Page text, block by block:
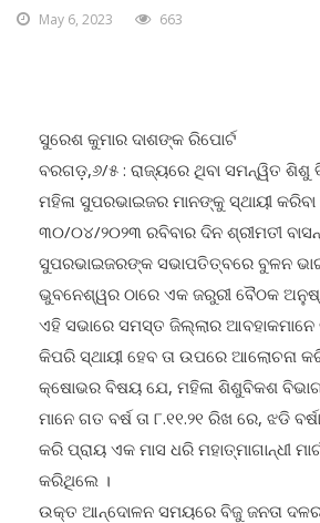
May 6, 2023 663
ସୁରେଶ କୁମାର ଦାଶଙ୍କ ରିପୋର୍ଟ
ବରଗଡ଼,୬/୫ : ରାଜ୍ୟରେ ଥିବା ସମନ୍ୱିତ ଶିଶୁ
ମହିଳା ସୁପରଭାଇଜର ମାନଙ୍କୁ ସ୍ଥାୟୀ
୩୦/୦୪/୨୦୨୩ ରବିବାର ଦିନ ଶ୍ରୀମତୀ
ସୁପରଭାଇଜରଙ୍କ ସଭାପତିତ୍ବରେ ବୁଳନ
ଭୁବନେଶ୍ୱର ଠାରେ ଏକ ଜରୁରୀ ବୈଠକ
ଏହି ସଭାରେ ସମସ୍ତ ଜିଲ୍ଲାର
କିପରି ସ୍ଥାୟୀ ହେବ ତା ଉପରେ ଆଲୋଚନା
କ୍ଷୋଭର ବିଷୟ ଯେ, ମହିଳା ଶିଶୁବିକଶ
ମାନେ ଗତ ବର୍ଷ ତା ୮.୧୧.୨୧ ରିଖ ରେ, ଝଡି
କରି ପ୍ରାୟ ଏକ ମାସ ଧରି ମହାତ୍ମାଗାନ୍ଧୀ
କରିଥିଲେ ।
ଉକ୍ତ ଆନ୍ଦୋଳନ ସମୟରେ ବିଜୁ ଜନତା